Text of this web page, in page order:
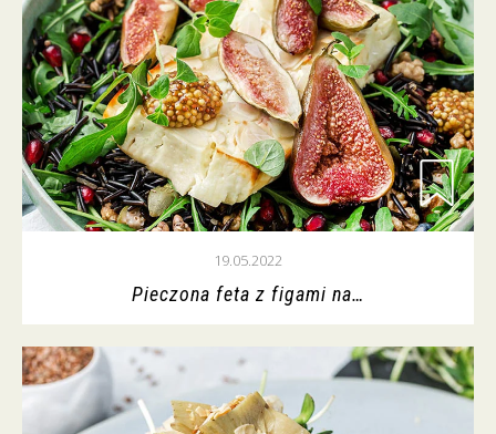
19.05.2022
Pieczona feta z figami na…